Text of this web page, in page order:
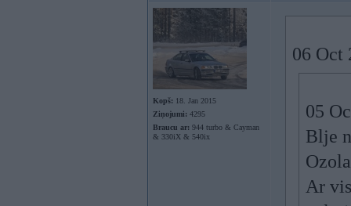
Kopš: 18. Jan 2015
Ziņojumi: 4295
Braucu ar: 944 turbo & Cayman
& 330iX & 540ix
06 Oct
05
Blje
Ar